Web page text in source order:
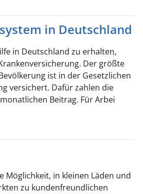
in Deutschland
in Deutschland zu erhalten,
Der größte
ist in der Gesetzlichen
versichert. Dafür zahlen die
Beitrag. Für Arbei
Möglichkeit, in kleinen Läden und
zu kundenfreundlichen